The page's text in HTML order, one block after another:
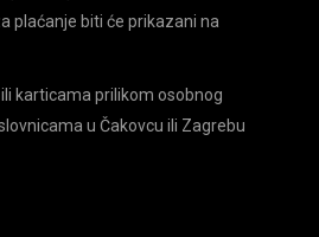
plaćanje biti će prikazani na
karticama prilikom osobnog
u Čakovcu ili Zagrebu